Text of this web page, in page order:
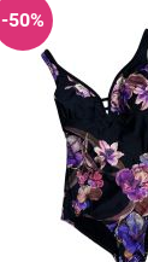
-50%